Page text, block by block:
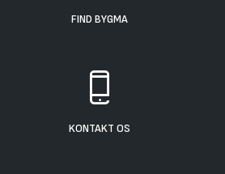
FIND BYGMA
KONTAKT OS